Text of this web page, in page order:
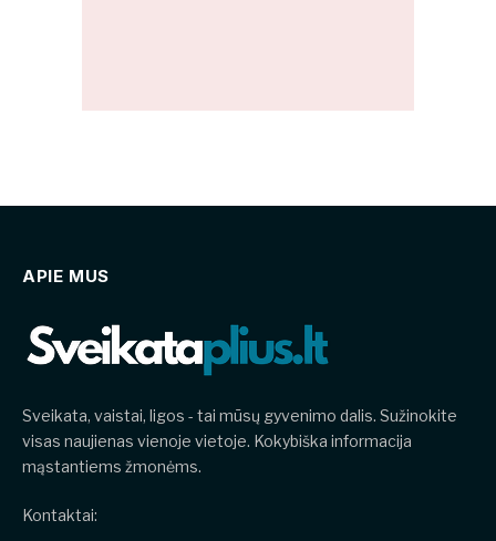
APIE MUS
Sveikata, vaistai, ligos - tai mūsų gyvenimo dalis. Sužinokite
visas naujienas vienoje vietoje. Kokybiška informacija
mąstantiems žmonėms.
Kontaktai: